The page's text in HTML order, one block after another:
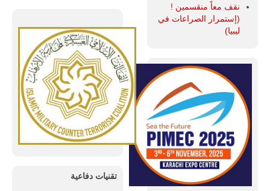
نقف معاً منقسمين !
(إستمرار الصراعات في
ليبيا)
تقنيات دفاعية